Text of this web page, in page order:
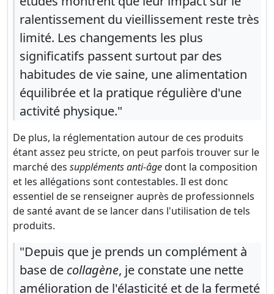
ralentissement du vieillissement reste très
limité. Les changements les plus
significatifs passent surtout par des
habitudes de vie saine, une alimentation
équilibrée et la pratique régulière d'une
activité physique."
De plus, la réglementation autour de ces produits
étant assez peu stricte, on peut parfois trouver sur le
marché des suppléments anti-âgedont la composition
et les allégations sont contestables. Il est donc
essentiel de se renseigner auprès de professionnels
de santé avant de se lancer dans l'utilisation de tels
produits.
"Depuis que je prends un complément à
base de collagène, je constate une nette
amélioration de l'élasticité et de la fermeté